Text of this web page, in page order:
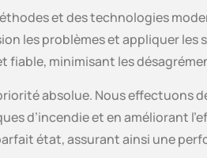
et des technologies
les problèmes et appliquer
fiable, minimisant les
absolue. Nous effectuons
d’incendie et en améliorant
état, assurant ainsi une